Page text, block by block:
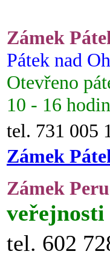
Zámek
Pátek nad
Otevřeno
10 - 16 hodin
tel. 731 005
Zámek
Zámek
tel. 602